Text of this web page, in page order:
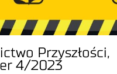
Przyszłości,
4/2023